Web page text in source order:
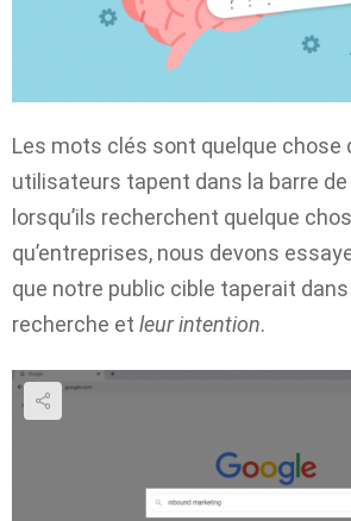
Les mots clés sont quelque chose
utilisateurs tapent dans la barre
lorsqu’ils recherchent quelque
qu’entreprises, nous devons
que notre public cible taperait dans
recherche et leur intention.